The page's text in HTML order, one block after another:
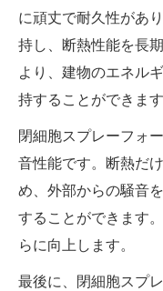
に頑丈で耐久性があ
持し、断熱性能を長
より、建物のエネル
持することができます
閉細胞スプレーフォ
音性能です。断熱だ
め、外部からの騒音
することができます
らに向上します。
最後に、閉細胞スプ